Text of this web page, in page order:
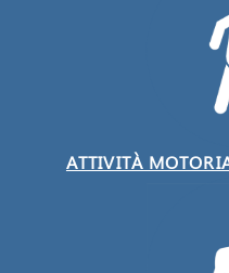
ATTIVITÀ